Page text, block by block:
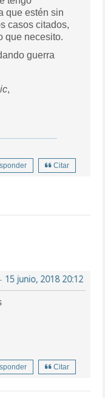
que estén sin
casos citados,
que necesito.
guerra
,
Citar
15 junio, 2018 20:12
Citar